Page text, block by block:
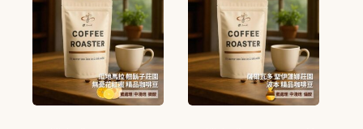
款
式。
可
在
款
式。
可
在